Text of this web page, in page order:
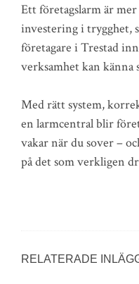
Ett företagslarm är
investering i trygghet,
företagare i Trestad
verksamhet kan känna
Med rätt system,
en larmcentral blir
vakar när du sover –
på det som verkligen
RELATERADE